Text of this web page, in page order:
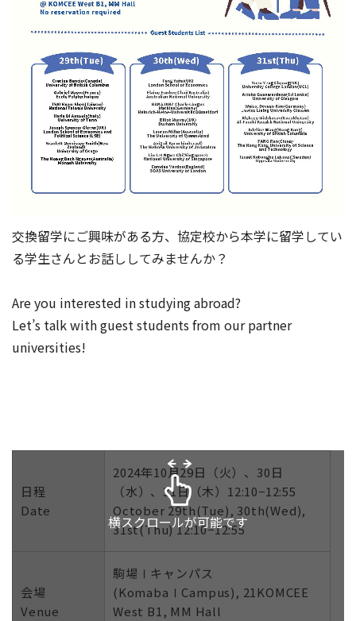
交換留学にご興味がある方、協定校から本学に留学してい
る学生さんとお話ししてみませんか？
Are you interested in studying abroad?
Let’s talk with guest students from our partner
universities!
日程
Date
2024年10月29日（火）、30日
（水）、31日（木）12:10−12:55
October 29th(Tue), 30th(Wed),
31st(Thu) 12:10−12:55
会場
Venue
駒場Ⅰキャンパス
(KomabaⅠCampus), 21KOMCEE
West B1, MM Hall
横スクロールが可能です